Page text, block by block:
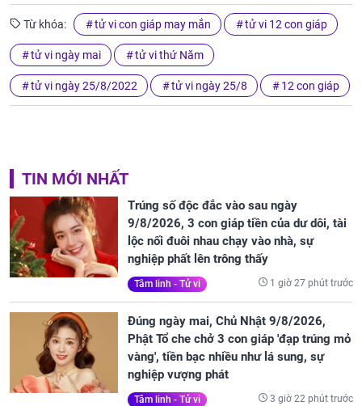
Từ khóa: tử vi con giáp may mắn tử vi 12 con giáp
tử vi ngày mai tử vi thứ Năm
tử vi ngày 25/8/2022 tử vi ngày 25/8 12 con giáp
TIN MỚI NHẤT
Trúng số độc đắc vào sau ngày
9/8/2026, 3 con giáp tiền của dư dôi, tài
lộc nối đuôi nhau chạy vào nhà, sự
nghiệp phất lên trông thấy
Tâm linh - Tử vi 1 giờ 27 phút trước
Đúng ngày mai, Chủ Nhật 9/8/2026,
Phật Tổ che chở 3 con giáp 'đạp trúng mỏ
vàng', tiền bạc nhiều như lá sung, sự
nghiệp vượng phát
Tâm linh - Tử vi 3 giờ 22 phút trước